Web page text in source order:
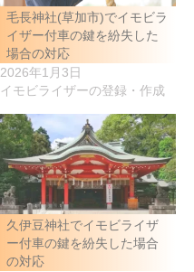
毛長神社(草加市)でイモビラ
イザー付車の鍵を紛失した
場合の対応
2026年1月3日
イモビライザーの登録・作成
久伊豆神社でイモビライザ
ー付車の鍵を紛失した場合
の対応